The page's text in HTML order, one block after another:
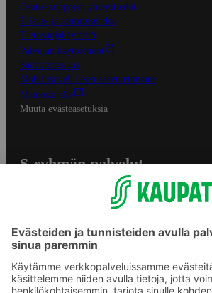
Osuuskauppojen yhteystiedot
Tilaus- ja toimitusehdot
Tietosuojakäytäntö
Palvelun käyttöehdot
Saavutettavuus
Mobiilisovelluksen saavutettavuus
Mainostajalle
Muuta evästeasetuksia
S-ryhmän palvelut
Yhteishyvä Ruoka -sovellus
S-ostoslista -sovellus
Prisma.fi
Sokos.fi